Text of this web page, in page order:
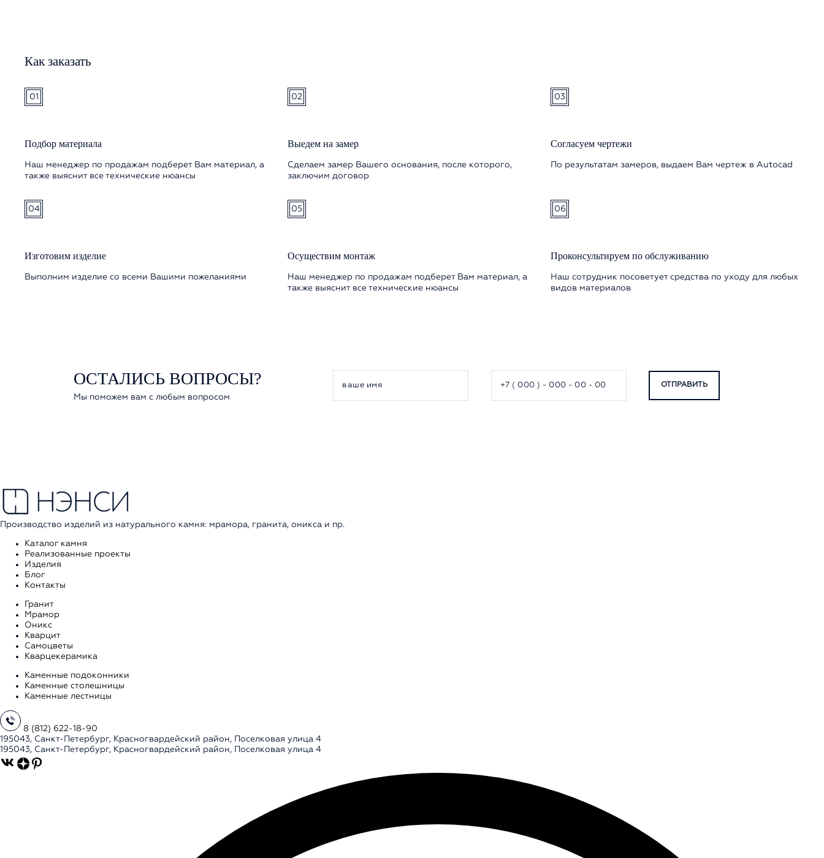
Как заказать
01
Подбор материала
Наш менеджер по продажам подберет Вам материал, а
также выяснит все технические нюансы
02
Выедем на замер
Сделаем замер Вашего основания, после которого,
заключим договор
03
Согласуем чертежи
По результатам замеров, выдаем Вам чертеж в Autocad
04
Изготовим изделие
Выполним изделие со всеми Вашими пожеланиями
05
Осуществим монтаж
Наш менеджер по продажам подберет Вам материал, а
также выяснит все технические нюансы
06
Проконсультируем по обслуживанию
Наш сотрудник посоветует средства по уходу для любых
видов материалов
ОСТАЛИСЬ ВОПРОСЫ?
Мы поможем вам с любым вопросом
Производство изделий из натурального камня: мрамора, гранита, оникса и пр.
Каталог камня
Реализованные проекты
Изделия
Блог
Контакты
Гранит
Мрамор
Оникс
Кварцит
Самоцветы
Кварцекерамика
Каменные подоконники
Каменные столешницы
Каменные лестницы
8 (812) 622-18-90
195043, Санкт-Петербург, Красногвардейский район, Поселковая улица 4
195043, Санкт-Петербург, Красногвардейский район, Поселковая улица 4